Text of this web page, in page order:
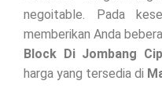
negoitable. Pada
memberikan Anda
Block Di Jombang
harga yang tersedia di